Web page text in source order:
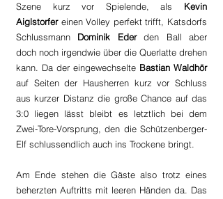
Szene kurz vor Spielende, als Kevin
Aiglstorfer einen Volley perfekt trifft, Katsdorfs
Schlussmann Dominik Eder den Ball aber
doch noch irgendwie über die Querlatte drehen
kann. Da der eingewechselte Bastian Waldhör
auf Seiten der Hausherren kurz vor Schluss
aus kurzer Distanz die große Chance auf das
3:0 liegen lässt bleibt es letztlich bei dem
Zwei-Tore-Vorsprung, den die Schützenberger-
Elf schlussendlich auch ins Trockene bringt.
Am Ende stehen die Gäste also trotz eines
beherzten Auftritts mit leeren Händen da. Das